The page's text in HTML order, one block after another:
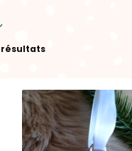
résultats